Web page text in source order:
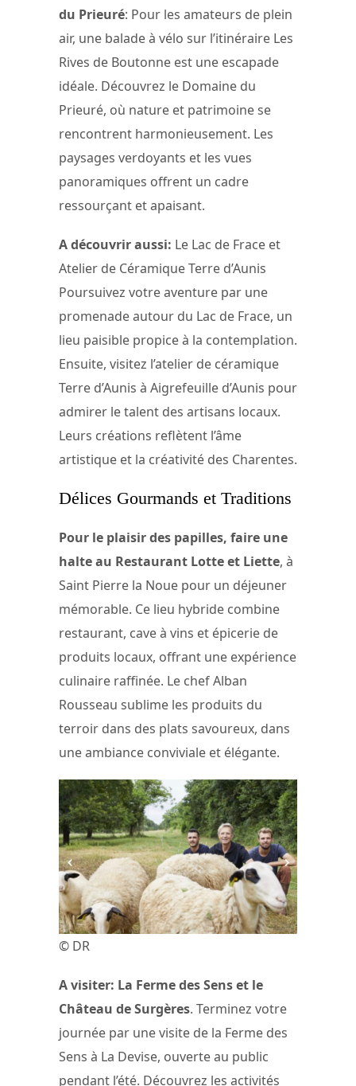
du Prieuré: Pour les amateurs de plein
air, une balade à vélo sur l’itinéraire Les
Rives de Boutonne est une escapade
idéale. Découvrez le Domaine du
Prieuré, où nature et patrimoine se
rencontrent harmonieusement. Les
paysages verdoyants et les vues
panoramiques offrent un cadre
ressourçant et apaisant.
A découvrir aussi: Le Lac de Frace et
Atelier de Céramique Terre d’Aunis
Poursuivez votre aventure par une
promenade autour du Lac de Frace, un
lieu paisible propice à la contemplation.
Ensuite, visitez l’atelier de céramique
Terre d’Aunis à Aigrefeuille d’Aunis pour
admirer le talent des artisans locaux.
Leurs créations reflètent l’âme
artistique et la créativité des Charentes.
Délices Gourmands et Traditions
Pour le plaisir des papilles, faire une
halte au Restaurant Lotte et Liette, à
Saint Pierre la Noue pour un déjeuner
mémorable. Ce lieu hybride combine
restaurant, cave à vins et épicerie de
produits locaux, offrant une expérience
culinaire raffinée. Le chef Alban
Rousseau sublime les produits du
terroir dans des plats savoureux, dans
une ambiance conviviale et élégante.
© DR
A visiter: La Ferme des Sens et le
Château de Surgères. Terminez votre
journée par une visite de la Ferme des
Sens à La Devise, ouverte au public
pendant l’été. Découvrez les activités